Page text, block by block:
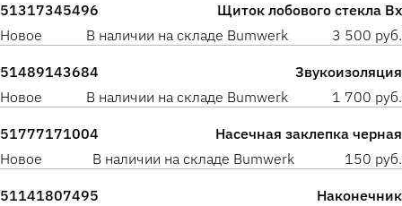
51317345496
Щиток лобового стекла Вх
Новое
В наличии на складе Bumwerk 3 500 руб.
51489143684
Звукоизоляция
Новое
В наличии на складе Bumwerk 1 700 руб.
51777171004
Насечная заклепка черная
Новое
В наличии на складе Bumwerk 150 руб.
51141807495
Наконечник